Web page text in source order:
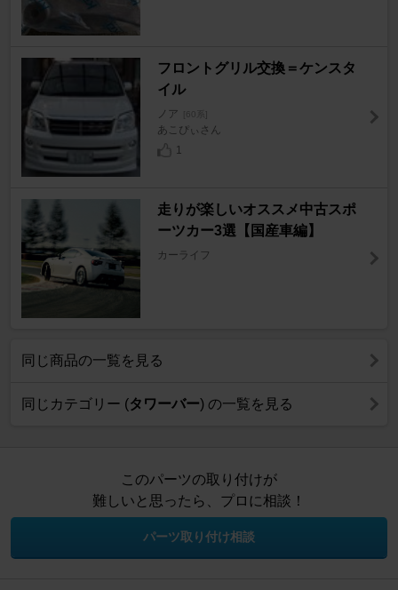
フロントグリル交換＝ケンスタ
イル
ノア [60系]
あこぴぃさん
1
走りが楽しいオススメ中古スポ
ーツカー3選【国産車編】
カーライフ
同じ商品の一覧を見る
同じカテゴリー (タワーバー) の一覧を見る
このパーツの取り付けが
難しいと思ったら、プロに相談！
パーツ取り付け相談